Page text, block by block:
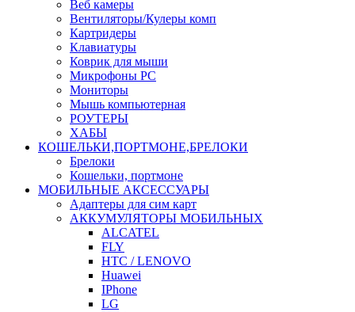
Веб камеры
Вентиляторы/Кулеры комп
Картридеры
Клавиатуры
Коврик для мыши
Микрофоны PC
Мониторы
Мышь компьютерная
РОУТЕРЫ
ХАБЫ
КОШЕЛЬКИ,ПОРТМОНЕ,БРЕЛОКИ
Брелоки
Кошельки, портмоне
МОБИЛЬНЫЕ АКСЕССУАРЫ
Адаптеры для сим карт
АККУМУЛЯТОРЫ МОБИЛЬНЫХ
ALCATEL
FLY
HTC / LENOVO
Huawei
IPhone
LG